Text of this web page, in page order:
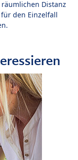
Distanz
den Einzelfall